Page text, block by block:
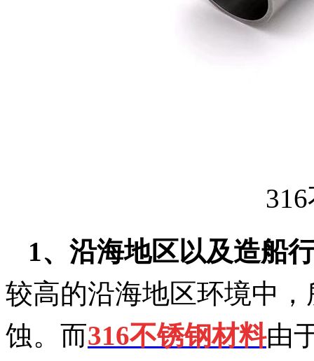
1、 沿海地区以及造船
较高的沿海地区环境中，
蚀。而316不锈钢材料由